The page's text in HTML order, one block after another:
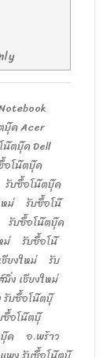
บุ๊ค Acer
น๊ตบุ๊ค Dell
อโน๊ตบุ๊ค
รับซื้อโน๊ตบุ๊ค
ม่
รับซื้อโน๊
รับซื้อโน๊ตบุ๊ค
ม่
รับซื้อโน๊
ยงใหม่
รับ
ง เชียงใหม่
บซื้อโน๊ตบุ๊
อโน๊ตบุ๊
ค
อ.พร้าว